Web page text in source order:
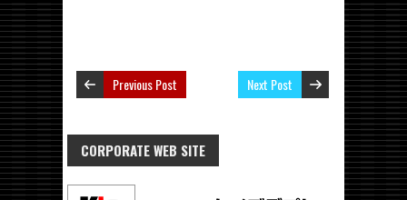
Previous Post Next Post
CORPORATE WEB SITE